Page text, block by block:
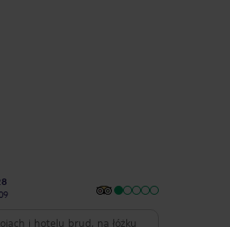
i hotelu brud, na łóżku